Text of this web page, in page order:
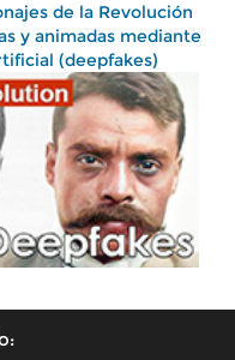
de la Revolución
y animadas mediante
(deepfakes)